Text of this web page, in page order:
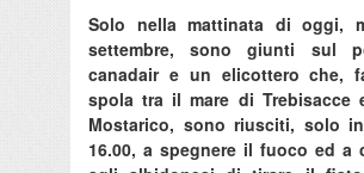
Solo nella mattinata di oggi,
settembre, sono giunti sul
canadair e un elicottero che,
spola tra il mare di Trebisacce
Mostarico, sono riusciti, solo
16.00, a spegnere il fuoco ed a